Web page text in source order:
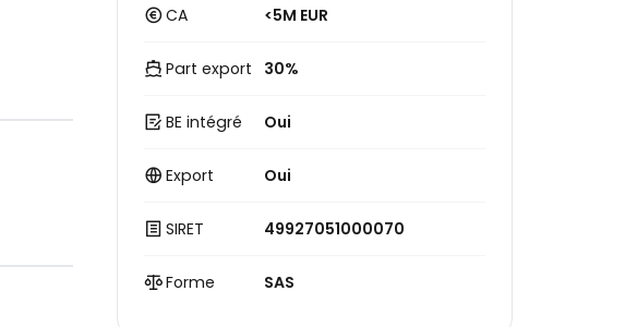
CA <5M EUR
Part export 30%
BE intégré Oui
Export Oui
SIRET 49927051000070
Forme SAS